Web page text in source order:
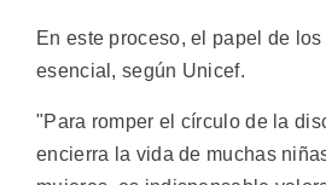
En este proceso, el papel de
esencial, según Unicef.
"Para romper el círculo de la
encierra la vida de muchas